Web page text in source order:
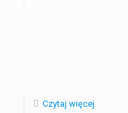
Czytaj więcej